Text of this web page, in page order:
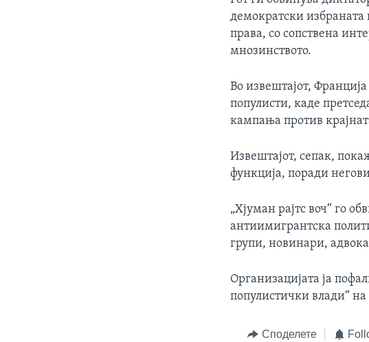
демократски избраната
права, со сопствена
мнозинството.
Во извештајот,
популисти, каде
кампања против
Извештајот, сепак,
функција, поради
„Хјуман рајтс воч“ го
антиимигрантска
групи, новинари,
Организацијата ја
популистички влади“
Споделете